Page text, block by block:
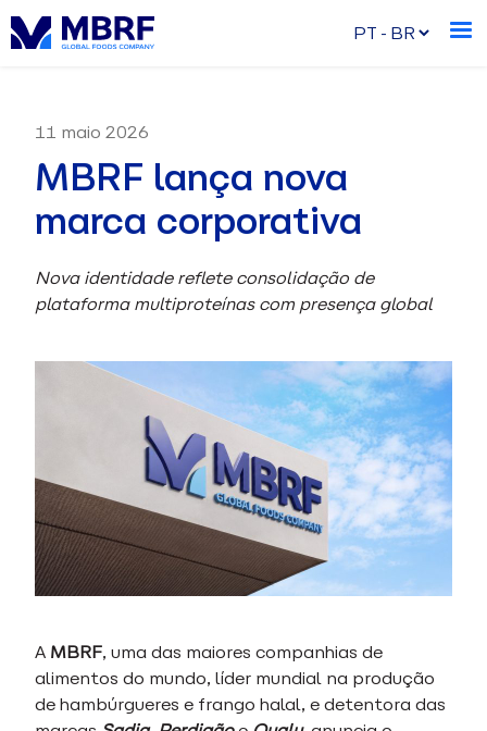
11 maio 2026
MBRF lança nova
marca corporativa
Nova identidade reflete consolidação de
plataforma multiproteínas com presença global
A MBRF, uma das maiores companhias de
alimentos do mundo, líder mundial na produção
de hambúrgueres e frango halal, e detentora das